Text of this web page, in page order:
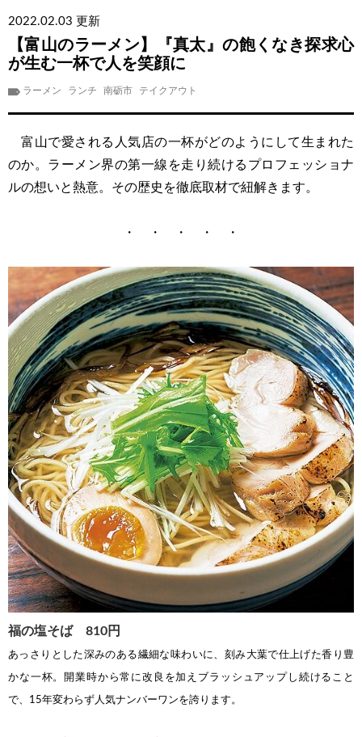
2022.02.03 更新
【富山のラーメン】『真太』の飽くなき探求心
が生む一杯で人を笑顔に
ラーメン ランチ 南砺市 テイクアウト
富山で愛される人気店の一杯がどのようにして生まれた
のか。ラーメン界の第一線を走り続けるプロフェッショナ
ルの想いと熱意。その歴史を徹底取材で紐解きます。
・ ・ ・ ・ ・
福の塩そば 810円
あっさりとした深みのある繊細な味わいに、刻み大葉で仕上げた香り豊
かな一杯。開業時から常に改良を加えブラッシュアップし続けること
で、15年変わらず人気ナンバーワンを誇ります。